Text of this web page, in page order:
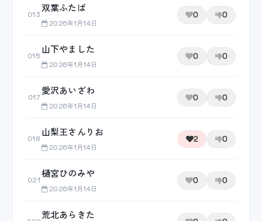
013
双葉ふたば
2026年1月14日
0 0
015
山下やました
2026年1月14日
0 0
017
愛沢あいざわ
2026年1月14日
0 0
018
山梨王さんりお
2026年1月14日
2 0
021
樋宮ひのみや
2026年1月14日
0 0
荒北あらきた